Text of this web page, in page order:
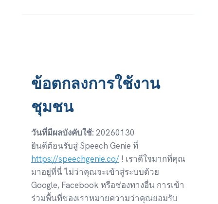
ข้อตกลงการใช้งาน
ชุมชน
วันที่มีผลบังคับใช้: 20260130
ยินดีต้อนรับสู่ Speech Genie ที่
https://speechgenie.co/ ! เราดีใจมากที่คุณ
มาอยู่ที่นี่ ไม่ว่าคุณจะเข้าสู่ระบบด้วย
Google, Facebook หรือช่องทางอื่น การเข้า
ร่วมพื้นที่ของเราหมายความว่าคุณยอมรับ